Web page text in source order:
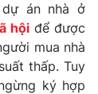
án nhà ở
hội để được
mua nhà
thấp. Tuy
ký hợp